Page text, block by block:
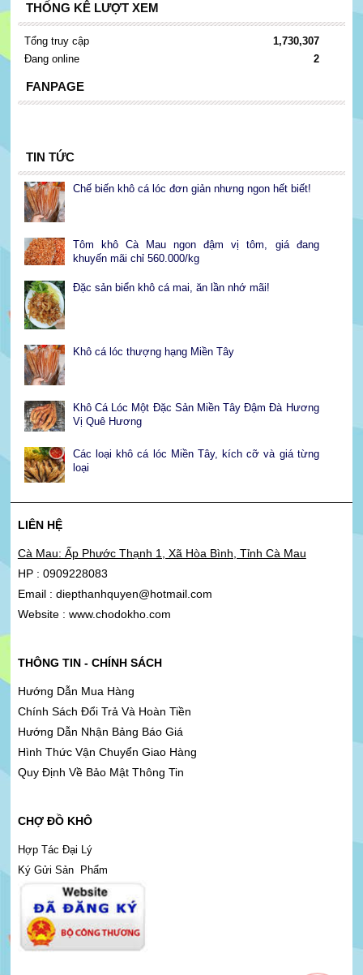
THỐNG KÊ LƯỢT XEM
Tổng truy cập
1,730,307
Đang online
2
FANPAGE
TIN TỨC
Chế biến khô cá lóc đơn giản nhưng ngon hết biết!
Tôm khô Cà Mau ngon đậm vị tôm, giá đang
khuyến mãi chỉ 560.000/kg
Đặc sản biển khô cá mai, ăn lần nhớ mãi!
Khô cá lóc thượng hạng Miền Tây
Khô Cá Lóc Một Đặc Sản Miền Tây Đậm Đà Hương
Vị Quê Hương
Các loại khô cá lóc Miền Tây, kích cỡ và giá từng
loại
LIÊN HỆ
Cà Mau: Ấp Phước Thạnh 1, Xã Hòa Bình, Tỉnh Cà Mau
HP : 0909228083
Email : diepthanhquyen@hotmail.com
Website : www.chodokho.com
THÔNG TIN - CHÍNH SÁCH
Hướng Dẫn Mua Hàng
Chính Sách Đổi Trả Và Hoàn Tiền
Hướng Dẫn Nhận Bảng Báo Giá
Hình Thức Vận Chuyển Giao Hàng
Quy Định Về Bảo Mật Thông Tin
CHỢ ĐỒ KHÔ
Hợp Tác Đại Lý
Ký Gửi Sản Phẩm